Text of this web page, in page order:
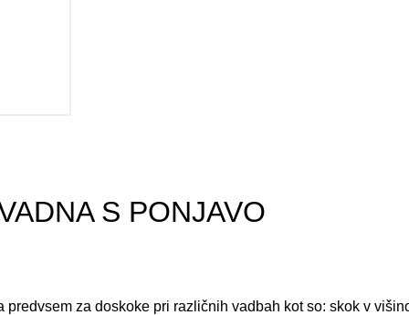
S PONJAVO
za doskoke pri različnih vadbah kot so: skok v